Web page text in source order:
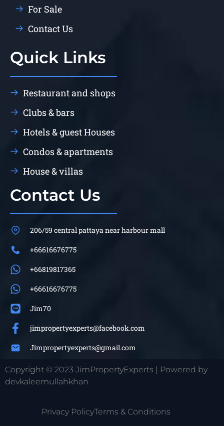
For Sale
Contact Us
Quick Links
Restaurant and shops
Clubs & bars
Hotels & guest Houses
Condos & apartments
House & villas
Contact Us
206/59 central pattaya near harbour mall
+66616676775
+66819817365
+66616676775
Jim70
jimpropertyexperts@facebook.com
Jimpropertyexperts@gmail.com
Copyright © 2023 JimPropertyExperts | Powered by
devkaleemullahkhan
Privacy PolicyTerms & Conditions